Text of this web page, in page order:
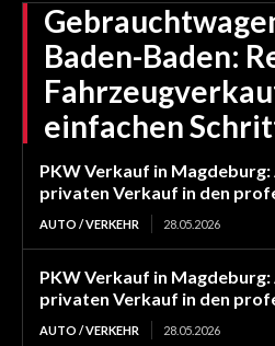
Baden-Baden:
einfachen
PKW Verkauf in Magdeburg:
privaten Verkauf in den
AUTO / VERKEHR 28.05.2026
PKW Verkauf in Magdeburg:
privaten Verkauf in den
AUTO / VERKEHR 28.05.2026